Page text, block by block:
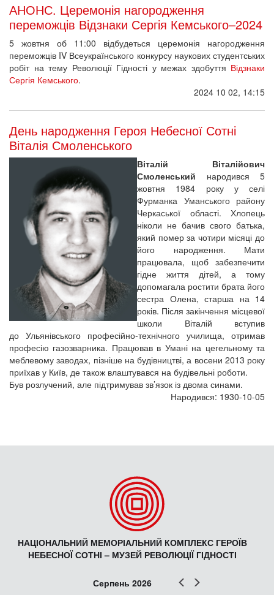
АНОНС. Церемонія нагородження
переможців Відзнаки Сергія Кемського–2024
5 жовтня об 11:00 відбудеться церемонія нагородження
переможців IV Всеукраїнського конкурсу наукових студентських
робіт на тему Революції Гідності у межах здобуття Відзнаки
Сергія Кемського.
2024 10 02, 14:15
День народження Героя Небесної Сотні
Віталія Смоленського
Віталій Віталійович
Смоленський народився 5
жовтня 1984 року у селі
Фурманка Уманського району
Черкаської області. Хлопець
ніколи не бачив свого батька,
який помер за чотири місяці до
його народження. Мати
працювала, щоб забезпечити
гідне життя дітей, а тому
допомагала ростити брата його
сестра Олена, старша на 14
років. Після закінчення місцевої
школи Віталій вступив
до Ульянівського професійно-технічного училища, отримав
професію газозварника. Працював в Умані на цегельному та
меблевому заводах, пізніше на будівництві, а восени 2013 року
приїхав у Київ, де також влаштувався на будівельні роботи.
Був розлучений, але підтримував зв’язок із двома синами.
Народився: 1930-10-05
НАЦІОНАЛЬНИЙ МЕМОРІАЛЬНИЙ КОМПЛЕКС ГЕРОЇВ
НЕБЕСНОЇ СОТНІ – МУЗЕЙ РЕВОЛЮЦІЇ ГІДНОСТІ
Попер
Серпень 2026